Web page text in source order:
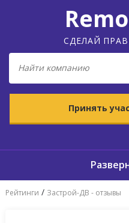
СДЕЛАЙ
Принять
Рейтинги / Застрой-ДВ - отзывы